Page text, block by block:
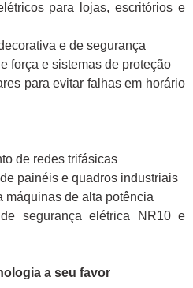
para lojas, escritórios e
e de segurança
força e sistemas de proteção
para evitar falhas em horário
de redes trifásicas
painéis e quadros industriais
máquinas de alta potência
segurança elétrica NR10 e
a seu favor